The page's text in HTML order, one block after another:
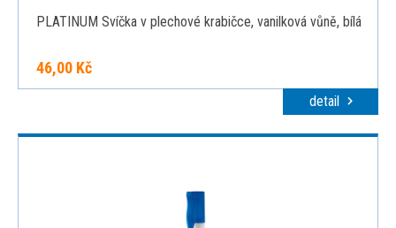
PLATINUM Svíčka v plechové krabičce, vanilková vůně, bílá
46,00 Kč
detail